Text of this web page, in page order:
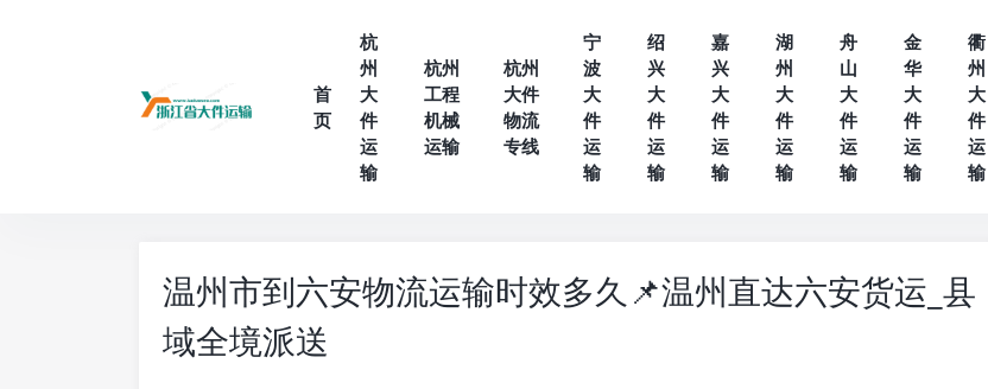
首
页
杭
州
大
件
运
输
杭州
工程
机械
运输
杭州
大件
物流
专线
宁
波
大
件
运
输
绍
兴
大
件
运
输
嘉
兴
大
件
运
输
湖
州
大
件
运
输
舟
山
大
件
运
输
金
华
大
件
运
输
衢
州
大
件
运
输
温州市到六安物流运输时效多久📌温州直达六安货运_县
域全境派送